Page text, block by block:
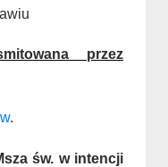
przez
.
św. w intencji